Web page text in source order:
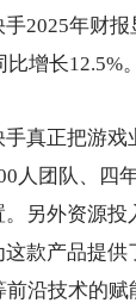
2025年财
增长12.5%。
真正把游戏
人团队、四
另外资源投
款产品提供
沿技术的赋